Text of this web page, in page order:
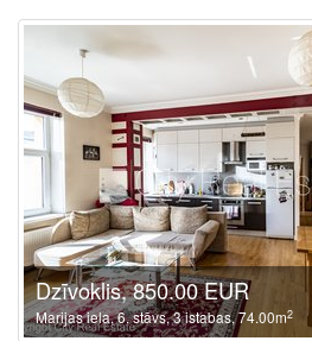
Dzīvoklis, 850.00 EUR
Marijas iela, 6. stāvs, 3 istabas, 74.00m2